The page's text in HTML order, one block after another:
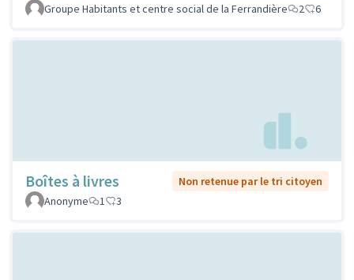
Groupe Habitants et centre social de la Ferrandière
2 6
Boîtes à livres
Non retenue par le tri citoyen
Anonyme
1 3